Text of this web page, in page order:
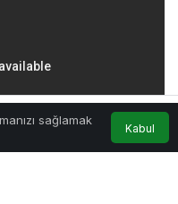
sağlamak
Kabul